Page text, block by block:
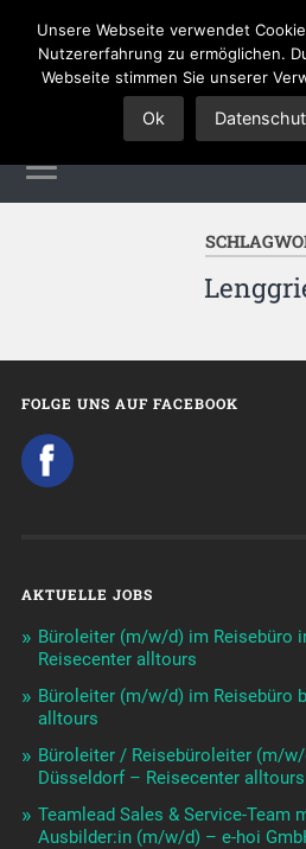
FOLGE UNS AUF FACEBOOK
AKTUELLE JOBS
Büroleiter (m/w/d) im Reisebüro
Reisecenter alltours
Büroleiter (m/w/d) im Reisebüro
alltours
Büroleiter / Reisebüroleiter (m/
Düsseldorf – Reisecenter alltours
Teamlead Sales & Service-Team
Ausbilder:in (m/w/d) – e-hoi
Unsere Webseite verwendet
Nutzererfahrung zu ermöglichen.
Webseite stimmen Sie unserer
Ok